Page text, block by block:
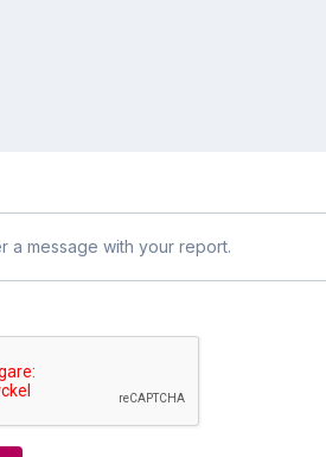
a message with your report.